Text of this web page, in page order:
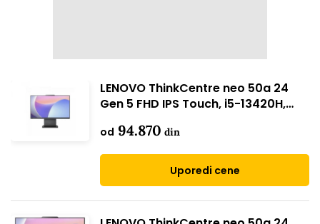
LENOVO ThinkCentre neo 50a 24
Gen 5 FHD IPS Touch, i5-13420H,
Win 11 Pro)
od 94.870 din
Uporedi cene